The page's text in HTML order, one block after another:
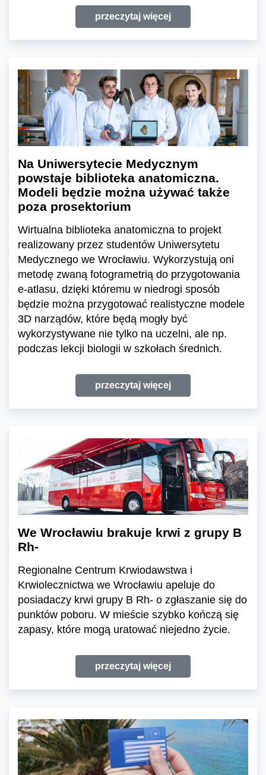
przeczytaj więcej
Na Uniwersytecie Medycznym
powstaje biblioteka anatomiczna.
Modeli będzie można używać także
poza prosektorium
Wirtualna biblioteka anatomiczna to projekt
realizowany przez studentów Uniwersytetu
Medycznego we Wrocławiu. Wykorzystują oni
metodę zwaną fotogrametrią do przygotowania
e-atlasu, dzięki któremu w niedrogi sposób
będzie można przygotować realistyczne modele
3D narządów, które będą mogły być
wykorzystywane nie tylko na uczelni, ale np.
podczas lekcji biologii w szkołach średnich.
przeczytaj więcej
We Wrocławiu brakuje krwi z grupy B
Rh-
Regionalne Centrum Krwiodawstwa i
Krwiolecznictwa we Wrocławiu apeluje do
posiadaczy krwi grupy B Rh- o zgłaszanie się do
punktów poboru. W mieście szybko kończą się
zapasy, które mogą uratować niejedno życie.
przeczytaj więcej